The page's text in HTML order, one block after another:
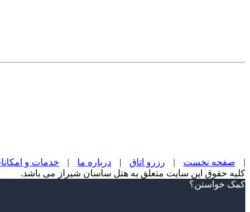
| صفحه نخست | رزرو اتاق | درباره ما | خدمات و
کلیه حقوق این سایت متعلق به هتل ساسان شیراز می باشد.
Scroll
کمک خواستن؟